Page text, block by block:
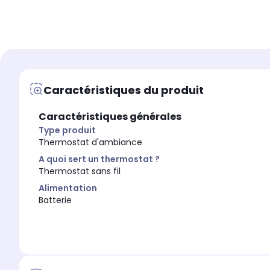
Caractéristiques du produit
Caractéristiques générales
Type produit
Thermostat d'ambiance
A quoi sert un thermostat ?
Thermostat sans fil
Alimentation
Batterie